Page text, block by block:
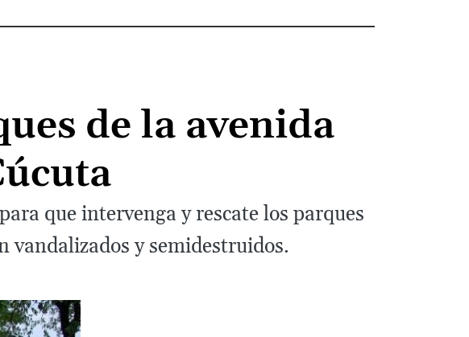
de la avenida
que intervenga y rescate los parques
y semidestruidos.